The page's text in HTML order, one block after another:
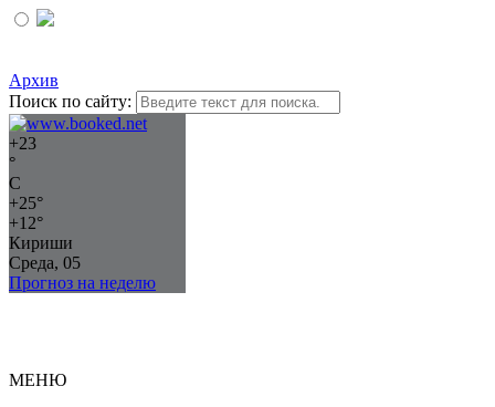
Архив
Поиск по сайту:
+23
°
C
+25°
+12°
Кириши
Среда, 05
Прогноз на неделю
МЕНЮ